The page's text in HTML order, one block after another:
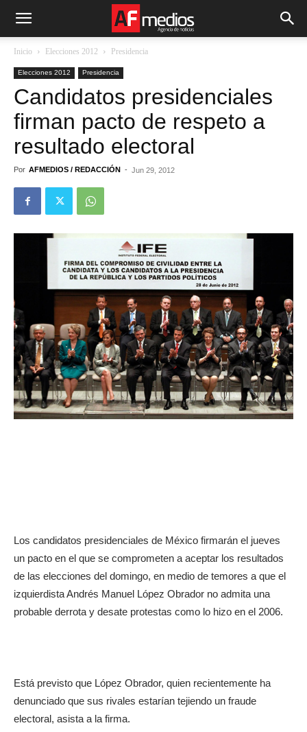
Inicio Elecciones 2012 Presidencia
Elecciones 2012 Presidencia
Candidatos presidenciales
firman pacto de respeto a
resultado electoral
Por AFMEDIOS / REDACCIÓN - Jun 29, 2012
Los candidatos presidenciales de México firmarán el jueves
un pacto en el que se comprometen a aceptar los resultados
de las elecciones del domingo, en medio de temores a que el
izquierdista Andrés Manuel López Obrador no admita una
probable derrota y desate protestas como lo hizo en el 2006.
Está previsto que López Obrador, quien recientemente ha
denunciado que sus rivales estarían tejiendo un fraude
electoral, asista a la firma.